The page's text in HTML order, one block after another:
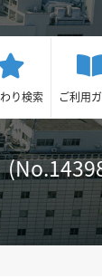
り検索 ご利用